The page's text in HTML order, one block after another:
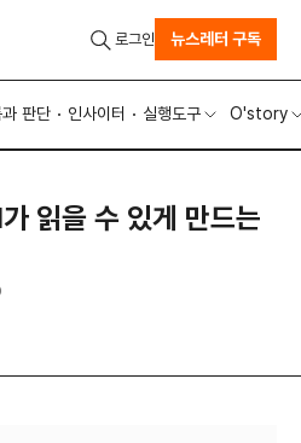
과 판단 인사이터 실행도구 O'story
로그인 뉴스레터 구독
읽을 수 있게 만드는